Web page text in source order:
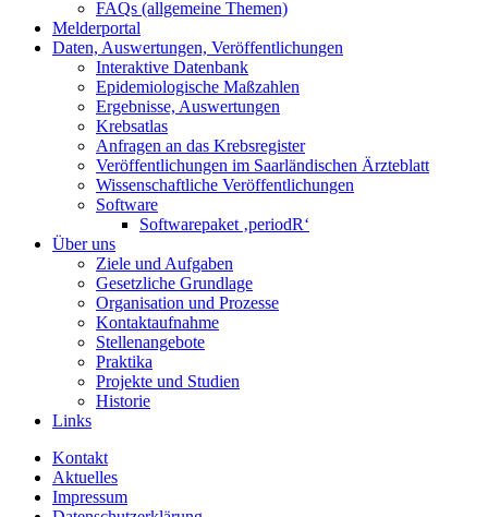
FAQs (allgemeine Themen)
Melderportal
Daten, Auswertungen, Veröffentlichungen
Interaktive Datenbank
Epidemiologische Maßzahlen
Ergebnisse, Auswertungen
Krebsatlas
Anfragen an das Krebsregister
Veröffentlichungen im Saarländischen Ärzteblatt
Wissenschaftliche Veröffentlichungen
Software
Softwarepaket ‚periodR‘
Über uns
Ziele und Aufgaben
Gesetzliche Grundlage
Organisation und Prozesse
Kontaktaufnahme
Stellenangebote
Praktika
Projekte und Studien
Historie
Links
Kontakt
Aktuelles
Impressum